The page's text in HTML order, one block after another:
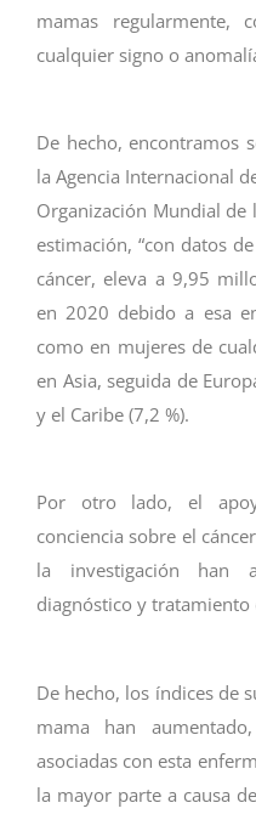
mamas regularmente,
cualquier signo o
De hecho, encontramos
la Agencia Internacional
Organización Mundial de
estimación, “con datos
cáncer, eleva a 9,95
en 2020 debido a esa
como en mujeres de
en Asia, seguida de
y el Caribe (7,2 %).
Por otro lado, el
conciencia sobre el
la investigación han
diagnóstico y tratamiento
De hecho, los índices de
mama han
asociadas con esta
la mayor parte a causa